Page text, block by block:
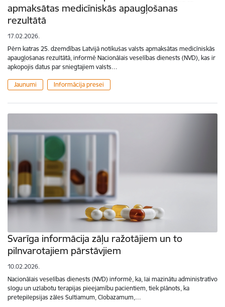
apmaksātas medicīniskās apaugļošanas
rezultātā
17.02.2026.
Pērn katras 25. dzemdības Latvijā notikušas valsts apmaksātas medicīniskās
apaugļošanas rezultātā, informē Nacionālais veselības dienests (NVD), kas ir
apkopojis datus par sniegtajiem valsts…
Jaunumi Informācija presei
Svarīga informācija zāļu ražotājiem un to
pilnvarotajiem pārstāvjiem
10.02.2026.
Nacionālais veselības dienests (NVD) informē, ka, lai mazinātu administratīvo
slogu un uzlabotu terapijas pieejamību pacientiem, tiek plānots, ka
pretepilepsijas zāles Sultiamum, Clobazamum,…